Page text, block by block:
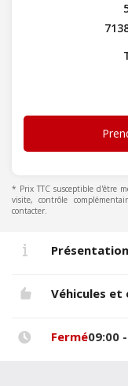
* Prix TTC susceptible d'être
visite, contrôle
contacter.
Véhicules et
Fermé09:00